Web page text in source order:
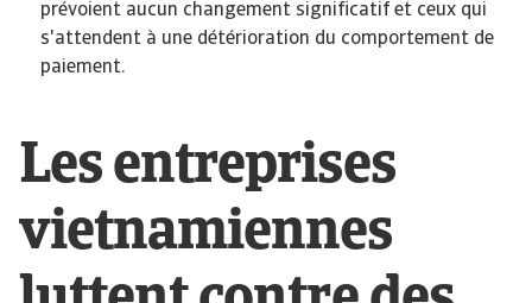
Les entreprises
vietnamiennes
prévoient aucun changement significatif et ceux qui
s'attendent à une détérioration du comportement de
paiement.